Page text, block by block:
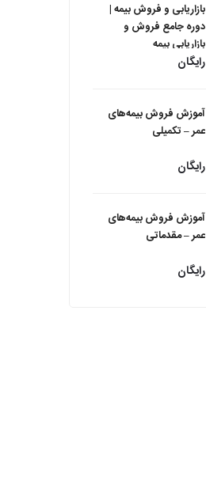
بازاریابی و فروش بیمه |
دوره جامع فروش و
بازاریابی بیمه
رایگان
آموزش فروش بیمه‌های
عمر – تکمیلی
رایگان
آموزش فروش بیمه‌های
عمر – مقدماتی
رایگان